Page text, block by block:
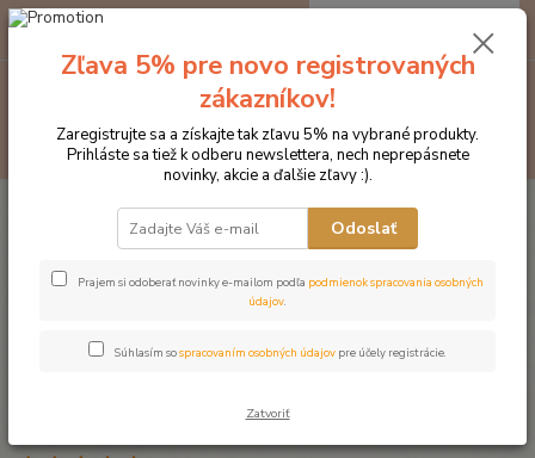
Hľadať
za0 €
Krmivo pre kone EGGERSMANN Osteomin 25 kg
Osteomin 25 kg
Zľava 5% pre novo registrovaných
zákazníkov!
Zaregistrujte sa a získajte tak zľavu 5% na vybrané produkty.
Prihláste sa tiež k odberu newslettera, nech neprepásnete
novinky, akcie a ďalšie zľavy :).
Odoslať
Prajem si odoberať novinky e-mailom podľa podmienok spracovania osobných
údajov.
Súhlasím sospracovaním osobných údajov pre účely registrácie.
Zatvoriť